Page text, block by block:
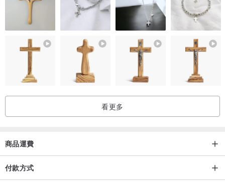
。使用方式說明。
今天你吃哪隻動物？
2. 也可以選擇單點，貼在你想貼的任何地方
。移動式的理念傳達。
己，該如何看待「民以食為天，動物卻成仙」這件事。
為了環保，為了動物，我們都可以更往蔬食靠近一些些。
產地/製造方式
看更多
商品運費
付款方式